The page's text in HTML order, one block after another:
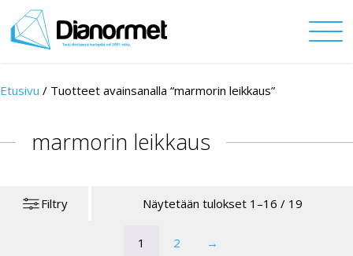
Etusivu / Tuotteet avainsanalla “marmorin leikkaus”
marmorin leikkaus
Filtry Näytetään tulokset 1–16 / 19
1 2 →